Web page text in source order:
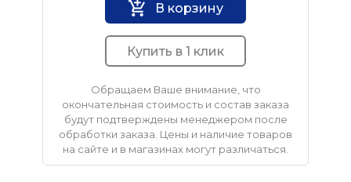
В корзину
Купить в 1 клик
Обращаем Ваше внимание, что
окончательная стоимость и состав заказа
будут подтверждены менеджером после
обработки заказа. Цены и наличие товаров
на сайте и в магазинах могут различаться.